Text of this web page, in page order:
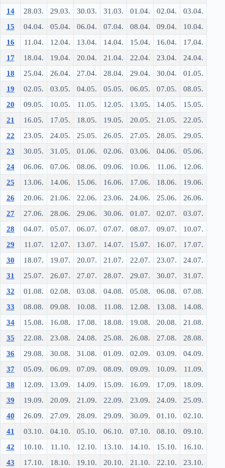
14
28.03. 29.03. 30.03. 31.03. 01.04. 02.04.
03.04.
15
04.04. 05.04. 06.04. 07.04. 08.04. 09.04.
10.04.
16
11.04. 12.04. 13.04. 14.04. 15.04. 16.04.
17.04.
17
18.04. 19.04. 20.04. 21.04. 22.04. 23.04.
24.04.
18
25.04. 26.04. 27.04. 28.04. 29.04. 30.04.
01.05.
19
02.05. 03.05. 04.05. 05.05. 06.05. 07.05.
08.05.
20
09.05. 10.05. 11.05. 12.05. 13.05. 14.05.
15.05.
21
16.05. 17.05. 18.05. 19.05. 20.05. 21.05.
22.05.
22
23.05. 24.05. 25.05. 26.05. 27.05. 28.05.
29.05.
23
30.05. 31.05. 01.06. 02.06. 03.06. 04.06.
05.06.
24
06.06. 07.06. 08.06. 09.06. 10.06. 11.06.
12.06.
25
13.06. 14.06. 15.06. 16.06. 17.06. 18.06.
19.06.
26
20.06. 21.06. 22.06. 23.06. 24.06. 25.06.
26.06.
27
27.06. 28.06. 29.06. 30.06. 01.07. 02.07.
03.07.
28
04.07. 05.07. 06.07. 07.07. 08.07. 09.07.
10.07.
29
11.07. 12.07. 13.07. 14.07. 15.07. 16.07.
17.07.
30
18.07. 19.07. 20.07. 21.07. 22.07. 23.07.
24.07.
31
25.07. 26.07. 27.07. 28.07. 29.07. 30.07.
31.07.
32
01.08. 02.08. 03.08. 04.08. 05.08. 06.08.
07.08.
33
08.08. 09.08. 10.08. 11.08. 12.08. 13.08.
14.08.
34
15.08. 16.08. 17.08. 18.08. 19.08. 20.08.
21.08.
35
22.08. 23.08. 24.08. 25.08. 26.08. 27.08.
28.08.
36
29.08. 30.08. 31.08. 01.09. 02.09. 03.09.
04.09.
37
05.09. 06.09. 07.09. 08.09. 09.09. 10.09.
11.09.
38
12.09. 13.09. 14.09. 15.09. 16.09. 17.09.
18.09.
39
19.09. 20.09. 21.09. 22.09. 23.09. 24.09.
25.09.
40
26.09. 27.09. 28.09. 29.09. 30.09. 01.10.
02.10.
41
03.10. 04.10. 05.10. 06.10. 07.10. 08.10.
09.10.
42
10.10. 11.10. 12.10. 13.10. 14.10. 15.10.
16.10.
43
17.10. 18.10. 19.10. 20.10. 21.10. 22.10.
23.10.